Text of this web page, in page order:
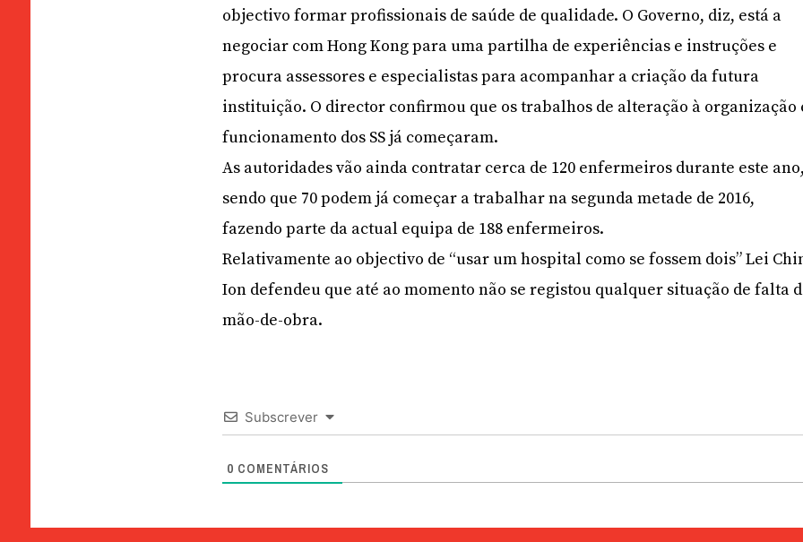
objectivo formar profissionais de saúde de qualidade. O Governo, diz, está a
negociar com Hong Kong para uma partilha de experiências e instruções e
procura assessores e especialistas para acompanhar a criação da futura
instituição. O director confirmou que os trabalhos de alteração à organização
funcionamento dos SS já começaram.
As autoridades vão ainda contratar cerca de 120 enfermeiros durante este
sendo que 70 podem já começar a trabalhar na segunda metade de 2016,
fazendo parte da actual equipa de 188 enfermeiros.
Relativamente ao objectivo de “usar um hospital como se fossem dois” Lei
Ion defendeu que até ao momento não se registou qualquer situação de falta
mão-de-obra.
Subscrever
0 COMENTÁRIOS